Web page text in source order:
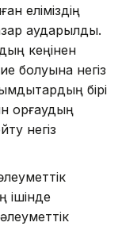
еліміздің
аударылды.
кеңінен
болуына негіз
бірі
қорғаудың
негіз
ішінде